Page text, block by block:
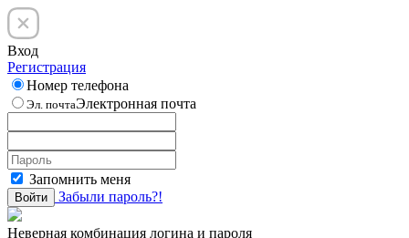
Вход
Регистрация
Номер телефона
Эл. почтаЭлектронная почта
Запомнить меня
Войти Забыли пароль?!
Неверная комбинация логина и пароля